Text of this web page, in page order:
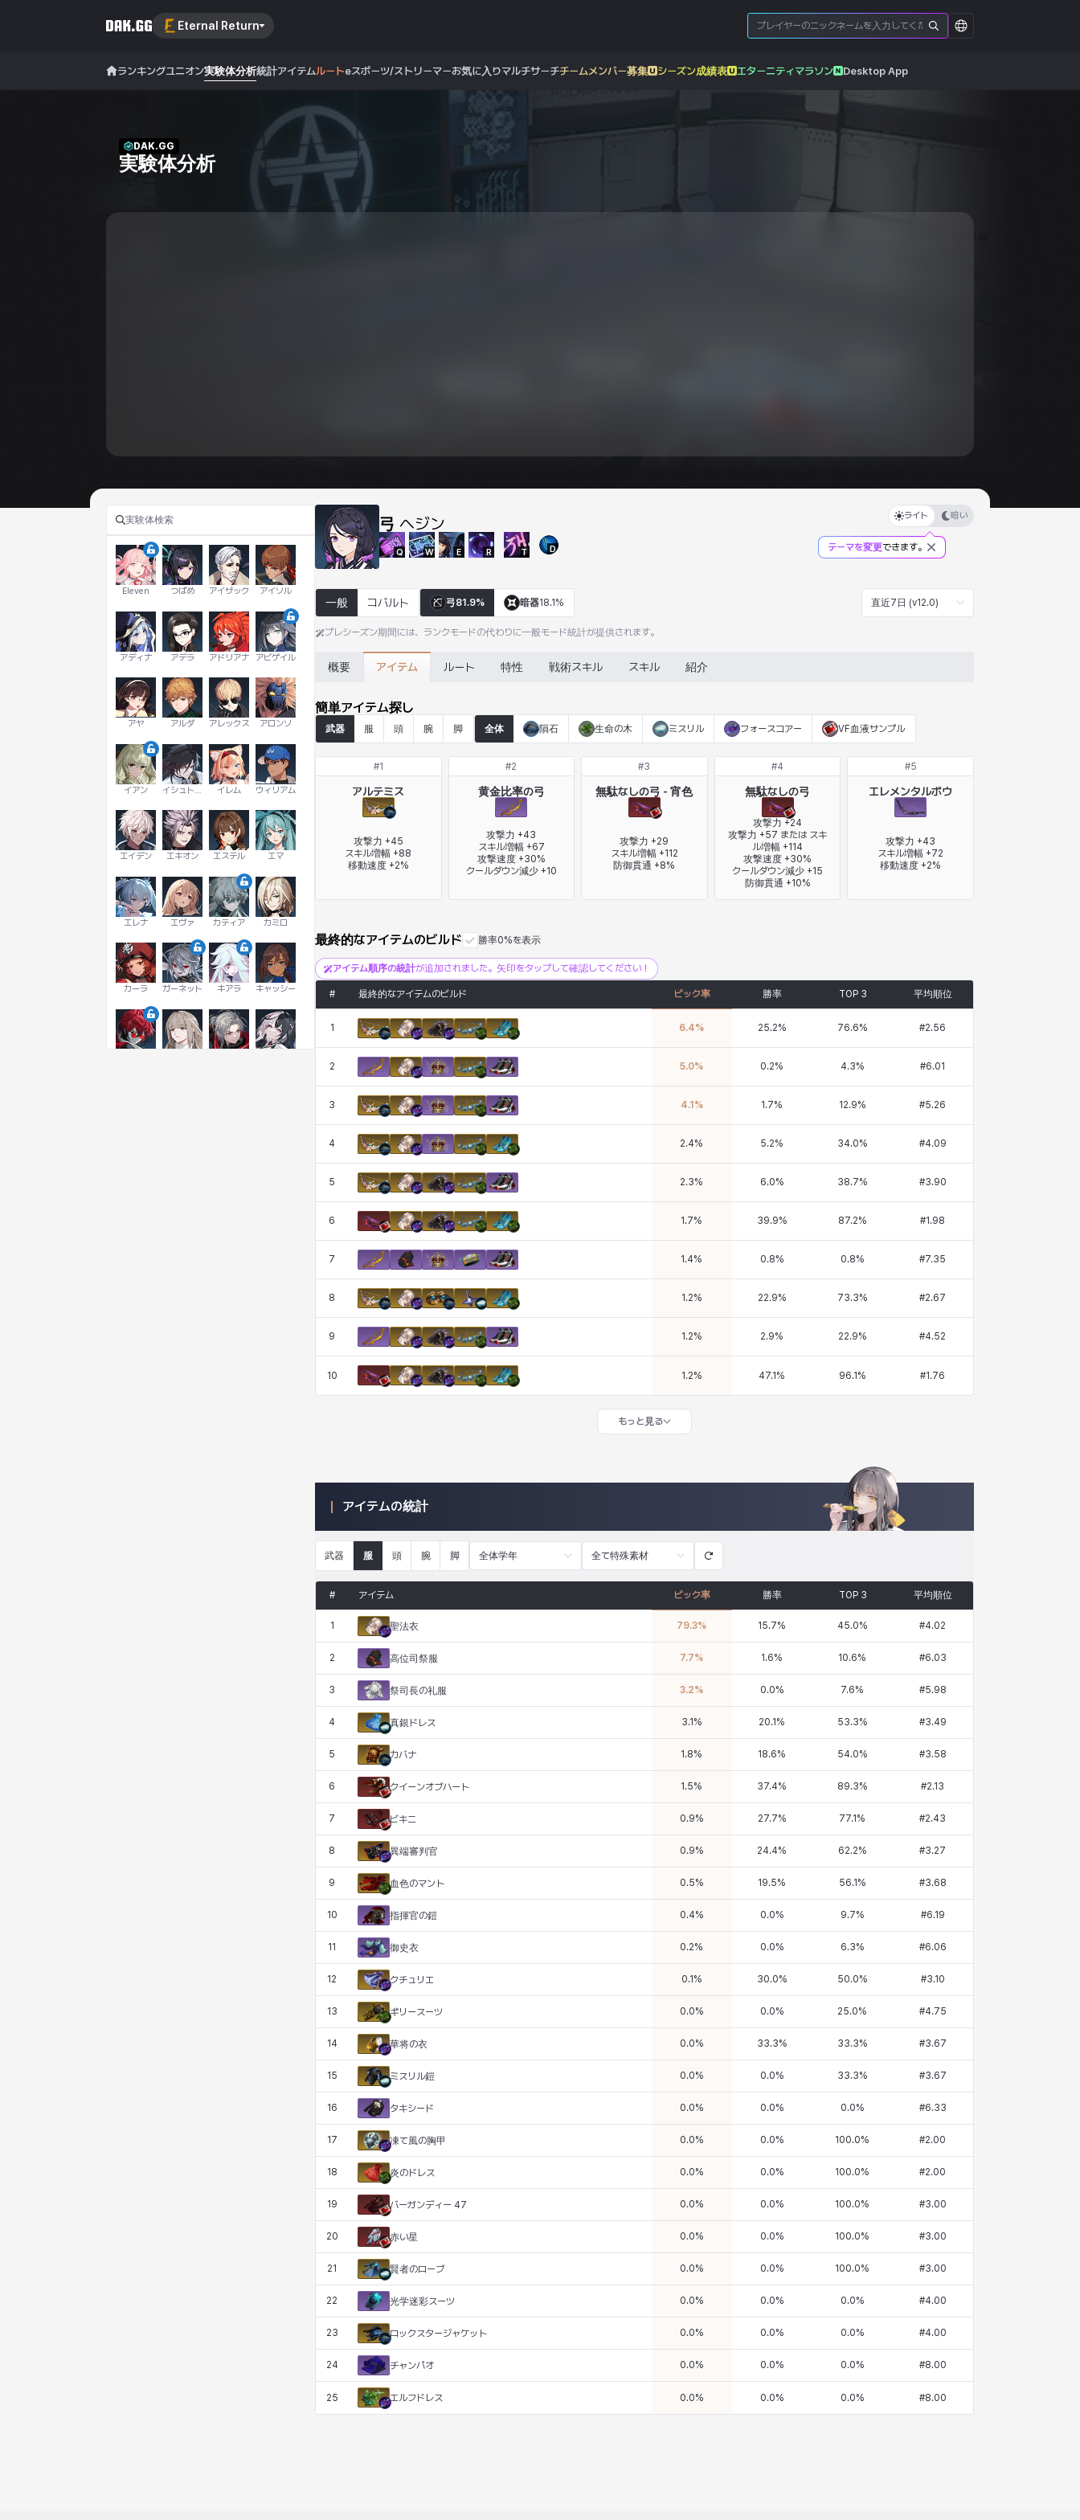
Eternal Return
ランキングユニオン実験体分析統計アイテムルートeスポーツ/ストリーマーお気に入りマルチサーチチームメンバー募集 シーズン成績表 エターニティマラソン Desktop App
DAK.GG
実験体分析
Eleven つばめ アイザック アイソル
アディナ アデラ アドリアナ アビゲイル
アヤ アルダ アレックス アロンソ
イアン イレム ウィリアム
エイデン エキオン エステル エマ
エレナ エヴァ カティア カミロ
カーラ ガーネット キアラ キャッシー
弓 ヘジン
Q W E R T D
ライト 暗い
テーマを変更できます。
一般 コバルト 弓81.9% 暗器18.1% 直近7日 (v12.0)
プレシーズン期間には、ランクモードの代わりに一般モード統計が提供されます。
概要 アイテム ルート 特性 戦術スキル スキル 紹介
簡単アイテム探し
武器 服 頭 腕 脚 全体 隕石 生命の木 ミスリル フォースコアー VF血液サンプル
#1
アルテミス
攻撃力 +45
スキル増幅 +88
移動速度 +2%
#2
黄金比率の弓
攻撃力 +43
スキル増幅 +67
攻撃速度 +30%
クールダウン減少 +10
#3
無駄なしの弓 - 宵色
攻撃力 +29
スキル増幅 +112
防御貫通 +8%
#4
無駄なしの弓
攻撃力 +24
攻撃力 +57 または スキ
ル増幅 +114
攻撃速度 +30%
クールダウン減少 +15
防御貫通 +10%
#5
エレメンタルボウ
攻撃力 +43
スキル増幅 +72
移動速度 +2%
最終的なアイテムのビルド 勝率0%を表示
アイテム順序の統計が追加されました。矢印をタップして確認してください！
# 最終的なアイテムのビルド ピック率 勝率 TOP 3 平均順位
1 6.4% 25.2% 76.6% #2.56
2 5.0% 0.2% 4.3% #6.01
3 4.1 % 1.7% 12.9% #5.26
4 2.4% 5.2% 34.0% #4.09
5 2.3% 6.0% 38.7% #3.90
6 1.7% 39.9% 87.2% #1.98
7 1.4% 0.8% 0.8% #7.35
8 1.2% 22.9% 73.3% #2.67
9 1.2% 2.9% 22.9% #4.52
10 1.2% 47.1 % 96.1 % #1.76
もっと見る
アイテムの統計
武器 服 頭 腕 脚 全体学年 全て特殊素材
# アイテム ピック率 勝率 TOP 3 平均順位
1 聖法衣 79.3% 15.7% 45.0% #4.02
2 高位司祭服 7.7% 1.6% 10.6% #6.03
3 祭司長の礼服 3.2% 0.0% 7.6% #5.98
4 真銀ドレス 3.1 % 20.1 % 53.3% #3.49
5 カバナ 1.8% 18.6% 54.0% #3.58
6 クイーンオブハート 1.5% 37.4% 89.3% #2.13
7 ビキニ 0.9% 27.7% 77.1 % #2.43
8 異端審判官 0.9% 24.4% 62.2% #3.27
9 血色のマント 0.5% 19.5% 56.1 % #3.68
10 指揮官の鎧 0.4% 0.0% 9.7% #6.19
11 御史衣 0.2% 0.0% 6.3% #6.06
12 クチュリエ 0.1 % 30.0% 50.0% #3.10
13 ギリースーツ 0.0% 0.0% 25.0% #4.75
14 華将の衣 0.0% 33.3% 33.3% #3.67
15 ミスリル鎧 0.0% 0.0% 33.3% #3.67
16 タキシード 0.0% 0.0% 0.0% #6.33
17 凍て風の胸甲 0.0% 0.0% 100.0% #2.00
18 炎のドレス 0.0% 0.0% 100.0% #2.00
19 バーガンディー 47 0.0% 0.0% 100.0% #3.00
20 赤い星 0.0% 0.0% 100.0% #3.00
21 賢者のローブ 0.0% 0.0% 100.0% #3.00
22 光学迷彩スーツ 0.0% 0.0% 0.0% #4.00
23 ロックスタージャケット 0.0% 0.0% 0.0% #4.00
24 チャンパオ 0.0% 0.0% 0.0% #8.00
25 エルフドレス 0.0% 0.0% 0.0% #8.00